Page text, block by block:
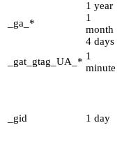
_ga_*
1 year
1
month
4 days
_gat_gtag_UA_* 1
minute
_gid 1 day